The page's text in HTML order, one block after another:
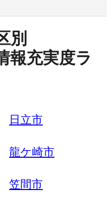
別
報充実度ラ
日立市
龍ケ崎市
笠間市